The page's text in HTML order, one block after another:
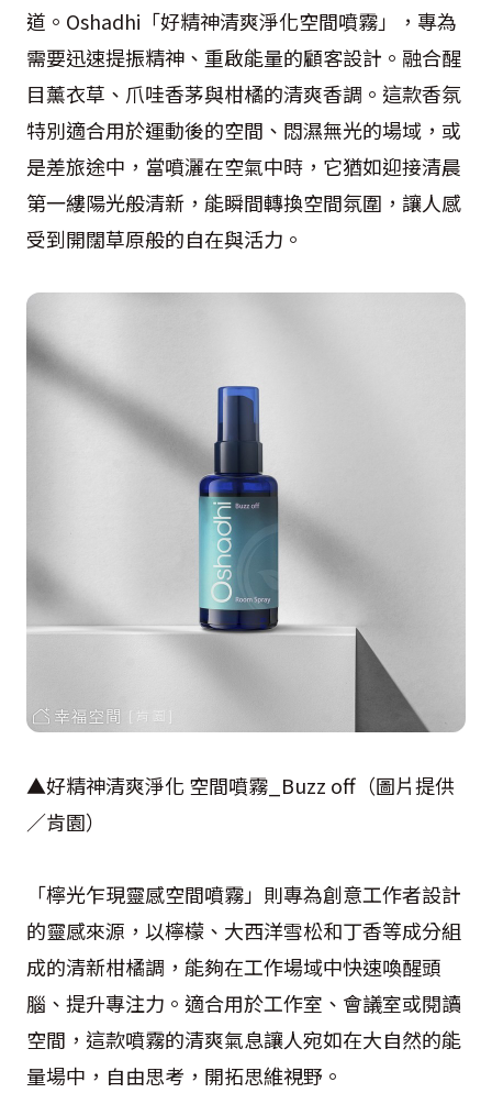
道。Oshadhi「好精神清爽淨化空間噴霧」，專為
需要迅速提振精神、重啟能量的顧客設計。融合醒
目薰衣草、爪哇香茅與柑橘的清爽香調。這款香氛
特別適合用於運動後的空間、悶濕無光的場域，或
是差旅途中，當噴灑在空氣中時，它猶如迎接清晨
第一縷陽光般清新，能瞬間轉換空間氛圍，讓人感
受到開闊草原般的自在與活力。
▲好精神清爽淨化 空間噴霧_Buzz off（圖片提供
／肯園）
「檸光乍現靈感空間噴霧」則專為創意工作者設計
的靈感來源，以檸檬、大西洋雪松和丁香等成分組
成的清新柑橘調，能夠在工作場域中快速喚醒頭
腦、提升專注力。適合用於工作室、會議室或閱讀
空間，這款噴霧的清爽氣息讓人宛如在大自然的能
量場中，自由思考，開拓思維視野。